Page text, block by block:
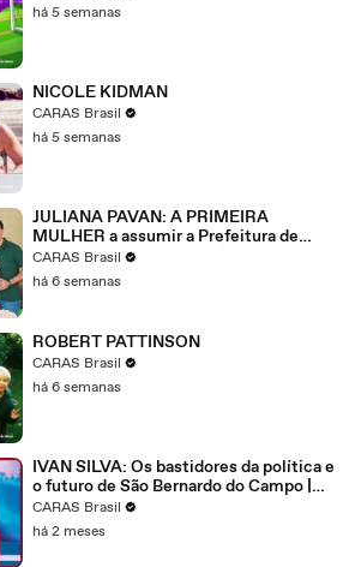
há 5 semanas
NICOLE KIDMAN
CARAS Brasil
há 5 semanas
JULIANA PAVAN: A PRIMEIRA
MULHER a assumir a Prefeitura de
BALNEÁRIO CAMBORIÚ | CARAS
BUSINESS
CARAS Brasil
há 6 semanas
ROBERT PATTINSON
CARAS Brasil
há 6 semanas
IVAN SILVA: Os bastidores da política e
o futuro de São Bernardo do Campo |
CARAS BUSINESS
CARAS Brasil
há 2 meses